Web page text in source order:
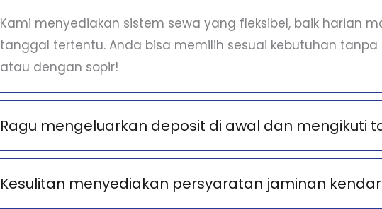
Kami menyediakan sistem sewa yang fleksibel, baik harian
tanggal tertentu. Anda bisa memilih sesuai kebutuhan
atau dengan sopir!
Ragu mengeluarkan deposit di awal dan mengikuti
Kesulitan menyediakan persyaratan jaminan